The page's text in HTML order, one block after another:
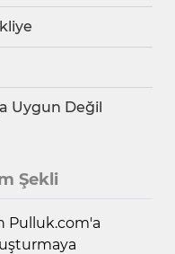
Uygun Değil
Şekli
Pulluk.com'a